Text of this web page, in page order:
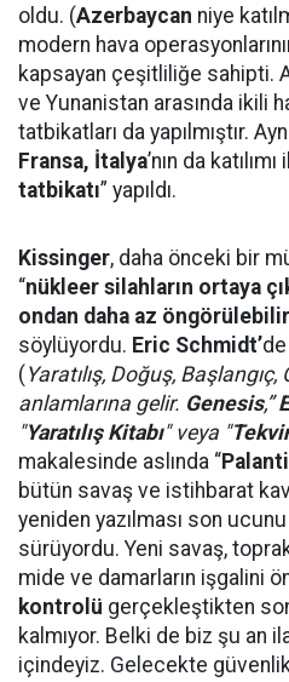
oldu. (Azerbaycan niye
modern hava
kapsayan çeşitliliğe sahipti.
ve Yunanistan arasında ikili
tatbikatları da yapılmıştır.
Fransa, İtalya’nın da katılımı
tatbikatı” yapıldı.
Kissinger, daha önceki bir
“nükleer silahların ortaya
ondan daha az öngörülebilir
söylüyordu. Eric Schmidt’de
( Yaratılış, Doğuş,
anlamlarına gelir. Genesis,”
"Yaratılış Kitabı" veya "
makalesinde aslında “
bütün savaş ve istihbarat
yeniden yazılması son
sürüyordu. Yeni savaş,
mide ve damarların işgalini
kontrolü gerçekleştikten
kalmıyor. Belki de biz şu an
içindeyiz. Gelecekte